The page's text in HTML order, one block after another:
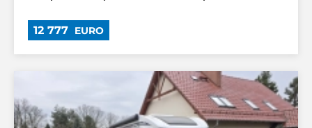
12 777 EURO